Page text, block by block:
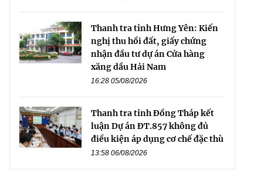
Thanh tra tỉnh Hưng Yên: Kiến
nghị thu hồi đất, giấy chứng
nhận đầu tư dự án Cửa hàng
xăng dầu Hải Nam
16:28 05/08/2026
Thanh tra tỉnh Đồng Tháp kết
luận Dự án ĐT.857 không đủ
điều kiện áp dụng cơ chế đặc thù
13:58 06/08/2026